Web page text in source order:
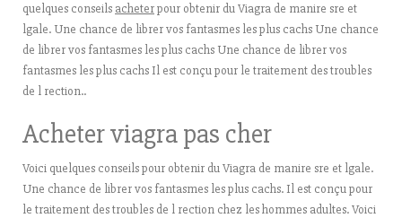
quelques conseils acheterpour obtenir duViagra de manire sre et
lgale. Une chance de librer vos fantasmes les plus cachs Une chance
de librer vos fantasmes les plus cachs Une chance de librer vos
fantasmes les plus cachs Il est conçu pour le traitement des troubles
de l rection..
Acheter viagra pas cher
Voici quelques conseils pour obtenir du Viagra de manire sre et lgale.
Une chance de librer vos fantasmes les plus cachs. Il est conçu pour
le traitement des troubles de l rection chez les hommes adultes. Voici